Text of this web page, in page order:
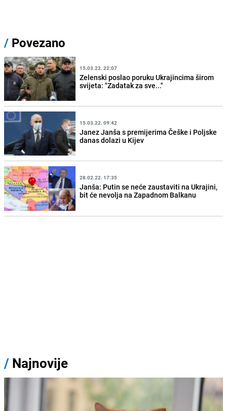
/ Povezano
15.03.22. 22:07
Zelenski poslao poruku Ukrajincima širom
svijeta: "Zadatak za sve..."
15.03.22. 09:42
Janez Janša s premijerima Češke i Poljske
danas dolazi u Kijev
28.02.22. 17:35
Janša: Putin se neće zaustaviti na Ukrajini,
bit će nevolja na Zapadnom Balkanu
/ Najnovije